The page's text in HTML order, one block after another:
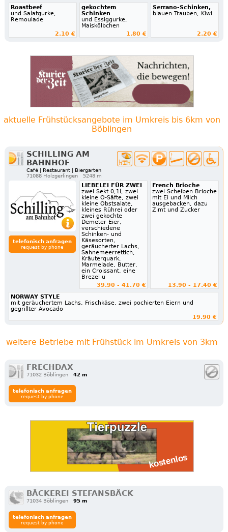
Roastbeef
und Salatgurke,
Remoulade
2.10 €
gekochtem
Schinken
und Essiggurke,
Maiskölbchen
1.80 €
Serrano-Schinken,
blauen Trauben, Kiwi
2.20 €
aktuelle Frühstücksangebote im Umkreis bis 6km von
Böblingen
SCHILLING AM
BAHNHOF
Café | Restaurant | Biergarten
71088 Holzgerlingen
5248 m
telefonisch anfragen
request by phone
LIEBELEI FÜR ZWEI
zwei Sekt 0,1l, zwei
kleine O-Säfte, zwei
kleine Obstsalate,
kleines Rührei oder
zwei gekochte
Demeter Eier,
verschiedene
Schinken- und
Käsesorten,
geräucherter Lachs,
Sahnemeerrettich,
Kräuterquark,
Marmelade, Butter,
ein Croissant, eine
Brezel u
39.90 - 41.70 €
French Brioche
zwei Scheiben Brioche
mit Ei und Milch
ausgebacken, dazu
Zimt und Zucker
13.90 - 17.40 €
NORWAY STYLE
mit geräuchertem Lachs, Frischkäse, zwei pochierten Eiern und
gegrillter Avocado
19.90 €
weitere Betriebe mit Frühstück im Umkreis von 3km
FRECHDAX
71032 Böblingen 42 m
telefonisch anfragen
request by phone
BÄCKEREI STEFANSBÄCK
71034 Böblingen 95 m
telefonisch anfragen
request by phone